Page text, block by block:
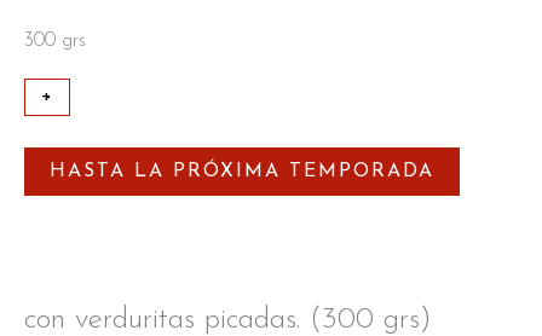
300 grs
-
+
HASTA LA PRÓXIMA TEMPORADA
con verduritas picadas. (300 grs)